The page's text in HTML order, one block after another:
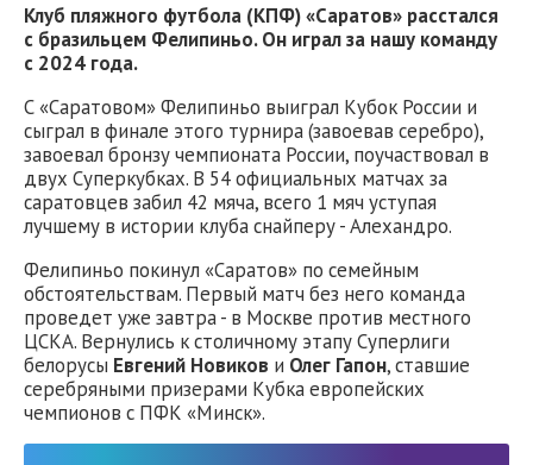
Клуб пляжного футбола (КПФ) «Саратов» расстался
с бразильцем Фелипиньо. Он играл за нашу команду
с 2024 года.
С «Саратовом» Фелипиньо выиграл Кубок России и
сыграл в финале этого турнира (завоевав серебро),
завоевал бронзу чемпионата России, поучаствовал в
двух Суперкубках. В 54 официальных матчах за
саратовцев забил 42 мяча, всего 1 мяч уступая
лучшему в истории клуба снайперу - Алехандро.
Фелипиньо покинул «Саратов» по семейным
обстоятельствам. Первый матч без него команда
проведет уже завтра - в Москве против местного
ЦСКА. Вернулись к столичному этапу Суперлиги
белорусы Евгений Новиков и Олег Гапон, ставшие
серебряными призерами Кубка европейских
чемпионов с ПФК «Минск».